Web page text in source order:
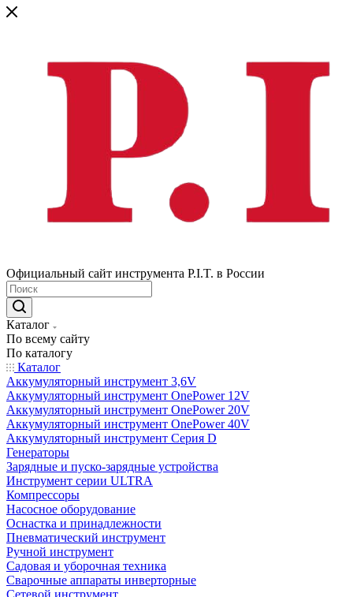
Официальный сайт инструмента P.I.T. в России
Каталог
По всему сайту
По каталогу
Каталог
Аккумуляторный инструмент 3,6V
Аккумуляторный инструмент OnePower 12V
Аккумуляторный инструмент OnePower 20V
Аккумуляторный инструмент OnePower 40V
Аккумуляторный инструмент Серия D
Генераторы
Зарядные и пуско-зарядные устройства
Инструмент серии ULTRA
Компрессоры
Насосное оборудование
Оснастка и принадлежности
Пневматический инструмент
Ручной инструмент
Садовая и уборочная техника
Сварочные аппараты инверторные
Сетевой инструмент